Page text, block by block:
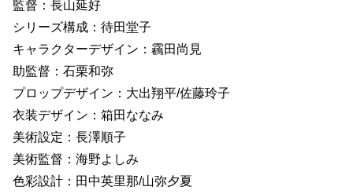
監督：長山延好
シリーズ構成：待田堂子
キャラクターデザイン：靏田尚見
助監督：石栗和弥
プロップデザイン：大出翔平/佐藤玲子
衣装デザイン：箱田ななみ
美術設定：長澤順子
美術監督：海野よしみ
色彩設計：田中英里那/山弥夕夏